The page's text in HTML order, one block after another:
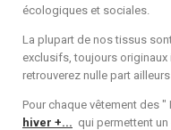
écologiques et sociales.
La plupart de nos tissus
exclusifs, toujours
retrouverez nulle part
Pour chaque vêtement des
hiver +... qui permettent